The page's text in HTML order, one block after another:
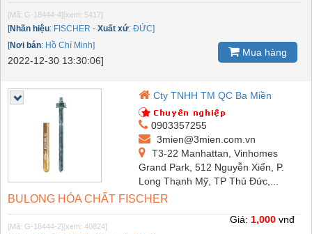
[Mã: G-18444-4][xem: 5417]
[Nhãn hiệu: FISCHER - Xuất xứ: ĐỨC]
[Nơi bán: Hồ Chí Minh]
2022-12-30 13:30:06]
Mua hàng
Cty TNHH TM QC Ba Miền
0903357255
3mien@3mien.com.vn
T3-22 Manhattan, Vinhomes
Grand Park, 512 Nguyễn Xiển, P.
Long Thạnh Mỹ, TP Thủ Đức,...
BULONG HÓA CHẤT FISCHER
[Mã: G-18444-2][xem: 40824]
Giá: 1,000 vnđ